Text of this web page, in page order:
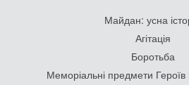
Майдан: усна
Агітація
Боротьба
Меморіальні предмети Героїв